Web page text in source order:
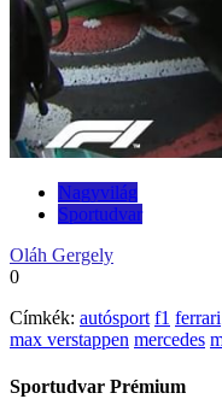
Nagyvilág
Sportudvar
Oláh Gergely
0
Címkék: autósport f1 ferrari
max verstappen mercedes
Sportudvar Prémium